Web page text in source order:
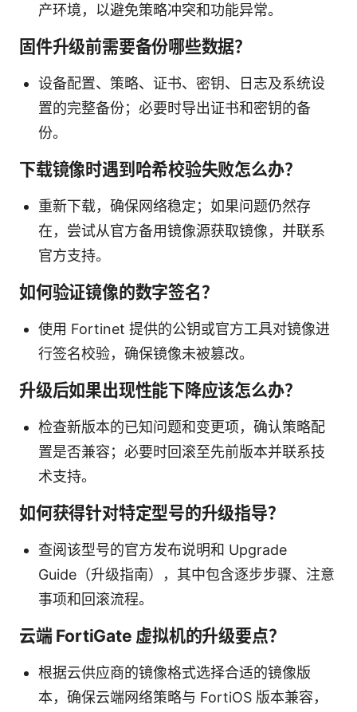
产环境，以避免策略冲突和功能异常。
固件升级前需要备份哪些数据？
设备配置、策略、证书、密钥、日志及系统设
置的完整备份；必要时导出证书和密钥的备
份。
下载镜像时遇到哈希校验失败怎么办？
重新下载，确保网络稳定；如果问题仍然存
在，尝试从官方备用镜像源获取镜像，并联系
官方支持。
如何验证镜像的数字签名？
使用 Fortinet 提供的公钥或官方工具对镜像进
行签名校验，确保镜像未被篡改。
升级后如果出现性能下降应该怎么办？
检查新版本的已知问题和变更项，确认策略配
置是否兼容；必要时回滚至先前版本并联系技
术支持。
如何获得针对特定型号的升级指导？
查阅该型号的官方发布说明和 Upgrade
Guide（升级指南），其中包含逐步步骤、注意
事项和回滚流程。
云端 FortiGate 虚拟机的升级要点？
根据云供应商的镜像格式选择合适的镜像版
本，确保云端网络策略与 FortiOS 版本兼容，